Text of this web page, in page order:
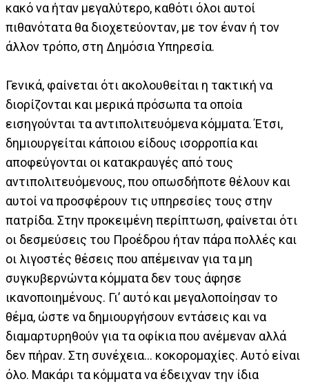
κακό να ήταν μεγαλύτερο, καθότι όλοι αυτοί
πιθανότατα θα διοχετεύονταν, με τον έναν ή τον
άλλον τρόπο, στη Δημόσια Υπηρεσία.
Γενικά, φαίνεται ότι ακολουθείται η τακτική να
διορίζονται και μερικά πρόσωπα τα οποία
εισηγούνται τα αντιπολιτευόμενα κόμματα. Έτσι,
δημιουργείται κάποιου είδους ισορροπία και
αποφεύγονται οι κατακραυγές από τους
αντιπολιτευόμενους, που οπωσδήποτε θέλουν και
αυτοί να προσφέρουν τις υπηρεσίες τους στην
πατρίδα. Στην προκειμένη περίπτωση, φαίνεται ότι
οι δεσμεύσεις του Προέδρου ήταν πάρα πολλές και
οι λιγοστές θέσεις που απέμειναν για τα μη
συγκυβερνώντα κόμματα δεν τους άφησε
ικανοποιημένους. Γι’ αυτό και μεγαλοποίησαν το
θέμα, ώστε να δημιουργήσουν εντάσεις και να
διαμαρτυρηθούν για τα οφίκια που ανέμεναν αλλά
δεν πήραν. Στη συνέχεια… κοκορομαχίες. Αυτό είναι
όλο. Μακάρι τα κόμματα να έδειχναν την ίδια